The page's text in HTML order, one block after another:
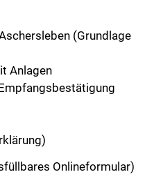
(Grundlage
Anlagen
Onlineformular)